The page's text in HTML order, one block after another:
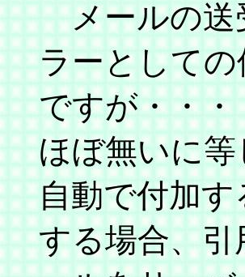
メールの送
ラーとして
ですが・・
ほぼ無いに
自動で付加
する場合、